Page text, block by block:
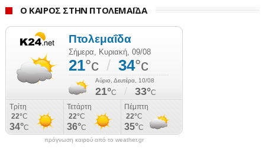
Ο ΚΑΙΡΟΣ ΣΤΗΝ ΠΤΟΛΕΜΑΪΔΑ
πρόγνωση καιρού από το weather.gr